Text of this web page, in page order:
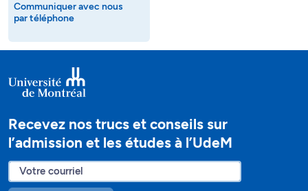
Communiquer avec nous
par téléphone
Recevez nos trucs et conseils sur
l’admission et les études à l’UdeM